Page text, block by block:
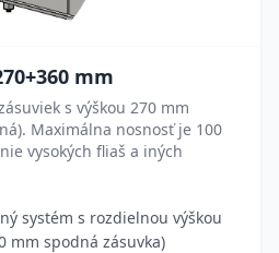
mm
s výškou 270 mm
Maximálna nosnosť je 100
vysokých fliaš a iných
systém s rozdielnou výškou
mm spodná zásuvka)